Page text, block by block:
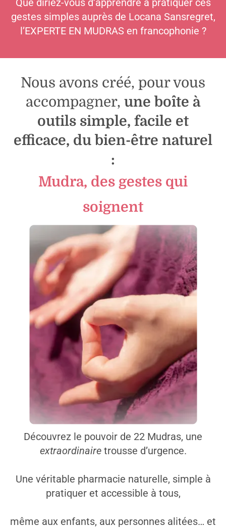
Que diriez-vous d’apprendre à pratiquer ces
gestes simples auprès de Locana Sansregret,
l’EXPERTE EN MUDRAS en francophonie ?
Nous avons créé, pour vous
accompagner, une boîte à
outils simple, facile et
efficace, du bien-être naturel
:
Mudra, des gestes qui
soignent
Découvrez le pouvoir de 22 Mudras, une
extraordinairetrousse d’urgence.
Une véritable pharmacie naturelle, simple à
pratiquer et accessible à tous,
même aux enfants, aux personnes alitées… et